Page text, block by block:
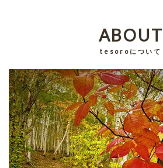
ABOUT
tesoroについて